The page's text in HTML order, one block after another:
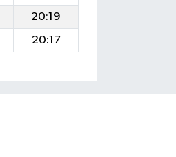
20:19
20:17